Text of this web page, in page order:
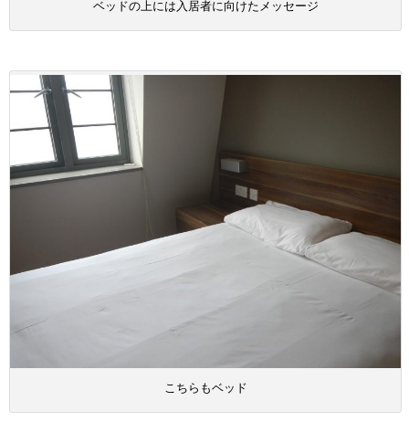
ベッドの上には入居者に向けたメッセージ
こちらもベッド